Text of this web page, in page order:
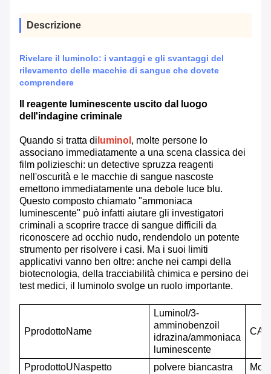
Descrizione
Rivelare il luminolo: i vantaggi e gli svantaggi del
rilevamento delle macchie di sangue che dovete
comprendere
Il reagente luminescente uscito dal luogo
dell'indagine criminale
Quando si tratta di luminol , molte persone lo
associano immediatamente a una scena classica dei
film polizieschi: un detective spruzza reagenti
nell'oscurità e le macchie di sangue nascoste
emettono immediatamente una debole luce blu.
Questo composto chiamato "ammoniaca
luminescente" può infatti aiutare gli investigatori
criminali a scoprire tracce di sangue difficili da
riconoscere ad occhio nudo, rendendolo un potente
strumento per risolvere i casi. Ma i suoi limiti
applicativi vanno ben oltre: anche nei campi della
biotecnologia, della tracciabilità chimica e persino dei
test medici, il luminolo svolge un ruolo importante.
PprodottoName
Luminol/3-
amminobenzoil
idrazina/ammoniaca
luminescente
CAS
PprodottoUNaspetto polvere biancastra M